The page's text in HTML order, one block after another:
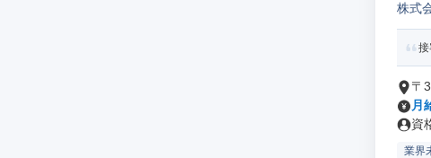
株式
〒
月
資
業界